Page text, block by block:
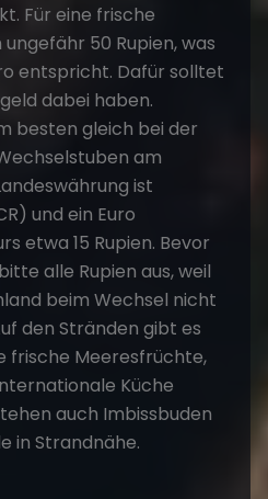
Für eine frische
50 Rupien, was
entspricht. Dafür solltet
dabei haben.
besten gleich bei der
am
ist
und ein Euro
etwa 15 Rupien. Bevor
alle Rupien aus, weil
beim Wechsel nicht
den Stränden gibt es
frische Meeresfrüchte,
Küche
auch Imbissbuden
in Strandnähe.